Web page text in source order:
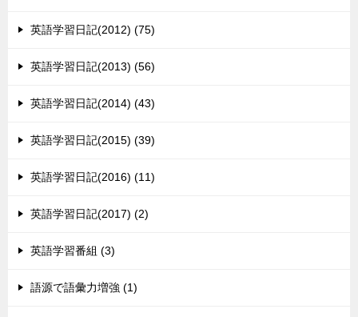
英語学習日記(2012) (75)
英語学習日記(2013) (56)
英語学習日記(2014) (43)
英語学習日記(2015) (39)
英語学習日記(2016) (11)
英語学習日記(2017) (2)
英語学習番組 (3)
語源で語彙力増強 (1)